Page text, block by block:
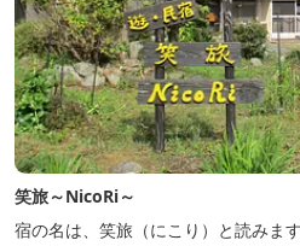
笑旅～NicoRi～
宿の名は、笑旅（にこり）と読みま